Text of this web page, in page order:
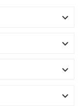



